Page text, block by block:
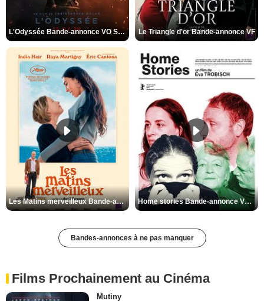
L'Odyssée Bande-annonce VO STFR Le Triangle d'or Bande-annonce VF
Les Matins merveilleux Bande-annonce VF Home stories Bande-annonce VO STFR
Bandes-annonces à ne pas manquer
Films Prochainement au Cinéma
Mutiny